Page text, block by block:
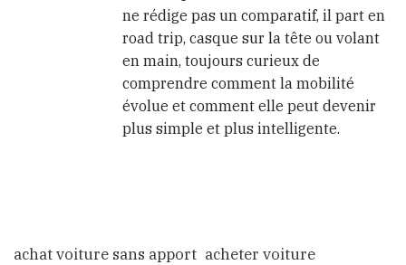
ne rédige pas un comparatif, il part en
road trip, casque sur la tête ou volant
en main, toujours curieux de
comprendre comment la mobilité
évolue et comment elle peut devenir
plus simple et plus intelligente.
achat voiture sans apport acheter voiture